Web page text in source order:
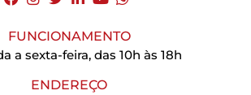
FUNCIONAMENTO
a sexta-feira, das 10h às 18h
ENDEREÇO